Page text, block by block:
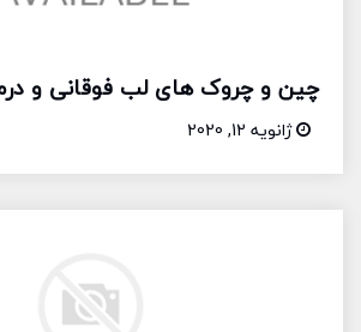
چین و چروک های لب فوقانی و
ژانویه 12, 2020